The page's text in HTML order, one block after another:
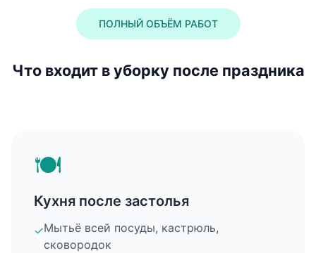
ПОЛНЫЙ ОБЪЁМ РАБОТ
Что входит в уборку после праздника
🍽️
Кухня после застолья
✓Мытьё всей посуды, кастрюль,
сковородок